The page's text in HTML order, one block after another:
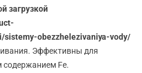
загрузкой
sistemy-obezzhelezivaniya-vody/
Эффективны для
содержанием Fe.